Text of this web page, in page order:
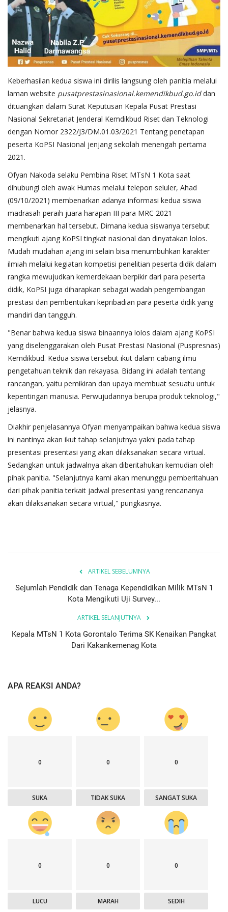
Keberhasilan kedua siswa ini dirilis langsung oleh panitia melalui
laman website pusatprestasinasional.kemendikbud.go.iddan
dituangkan dalam Surat Keputusan Kepala Pusat Prestasi
Nasional Sekretariat Jenderal Kemdikbud Riset dan Teknologi
dengan Nomor 2322/J3/DM.01.03/2021 Tentang penetapan
peserta KoPSI Nasional jenjang sekolah menengah pertama
2021.
Ofyan Nakoda selaku Pembina Riset MTsN 1 Kota saat
dihubungi oleh awak Humas melalui telepon seluler, Ahad
(09/10/2021) membenarkan adanya informasi kedua siswa
madrasah peraih juara harapan III para MRC 2021
membenarkan hal tersebut. Dimana kedua siswanya tersebut
mengikuti ajang KoPSI tingkat nasional dan dinyatakan lolos.
Mudah mudahan ajang ini selain bisa menumbuhkan karakter
ilmiah melalui kegiatan kompetisi penelitian peserta didik dalam
rangka mewujudkan kemerdekaan berpikir dari para peserta
didik, KoPSI juga diharapkan sebagai wadah pengembangan
prestasi dan pembentukan kepribadian para peserta didik yang
mandiri dan tangguh.
"Benar bahwa kedua siswa binaannya lolos dalam ajang KoPSI
yang diselenggarakan oleh Pusat Prestasi Nasional (Puspresnas)
Kemdikbud. Kedua siswa tersebut ikut dalam cabang ilmu
pengetahuan teknik dan rekayasa. Bidang ini adalah tentang
rancangan, yaitu pemikiran dan upaya membuat sesuatu untuk
kepentingan manusia. Perwujudannya berupa produk teknologi,"
jelasnya.
Diakhir penjelasannya Ofyan menyampaikan bahwa kedua siswa
ini nantinya akan ikut tahap selanjutnya yakni pada tahap
presentasi presentasi yang akan dilaksanakan secara virtual.
Sedangkan untuk jadwalnya akan diberitahukan kemudian oleh
pihak panitia. "Selanjutnya kami akan menunggu pemberitahuan
dari pihak panitia terkait jadwal presentasi yang rencananya
akan dilaksanakan secara virtual," pungkasnya.
ARTIKEL SEBELUMNYA
Sejumlah Pendidik dan Tenaga Kependidikan Milik MTsN 1
Kota Mengikuti Uji Survey...
ARTIKEL SELANJUTNYA
Kepala MTsN 1 Kota Gorontalo Terima SK Kenaikan Pangkat
Dari Kakankemenag Kota
APA REAKSI ANDA?
0
SUKA
0
TIDAK SUKA
0
SANGAT SUKA
0
LUCU
0
MARAH
0
SEDIH